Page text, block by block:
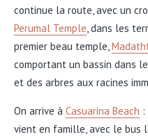
continue la route, avec un
Perumal Temple, dans les
premier beau temple,
comportant un bassin dans
et des arbres aux racines
On arrive à Casuarina Beach :
vient en famille, avec le bus